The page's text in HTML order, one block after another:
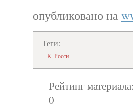
опубликовано на
Теги:
К. Росси
Рейтинг материала:
0